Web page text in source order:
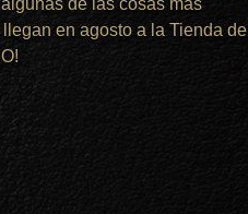
de las cosas más
en agosto a la Tienda de